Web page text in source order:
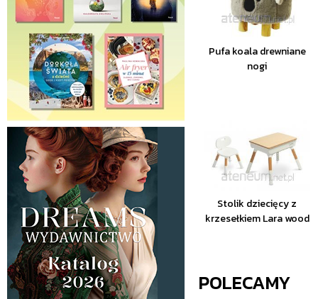
Pufa koala drewniane
nogi
Stolik dziecięcy z
krzesełkiem Lara wood
POLECAMY